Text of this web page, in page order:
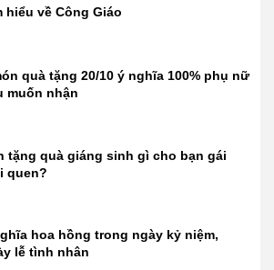
hiểu về Công Giáo
quà tặng 20/10 ý nghĩa 100% phụ nữ
muốn nhận
tặng quà giáng sinh gì cho bạn gái
quen?
hoa hồng trong ngày kỷ niệm,
lễ tình nhân